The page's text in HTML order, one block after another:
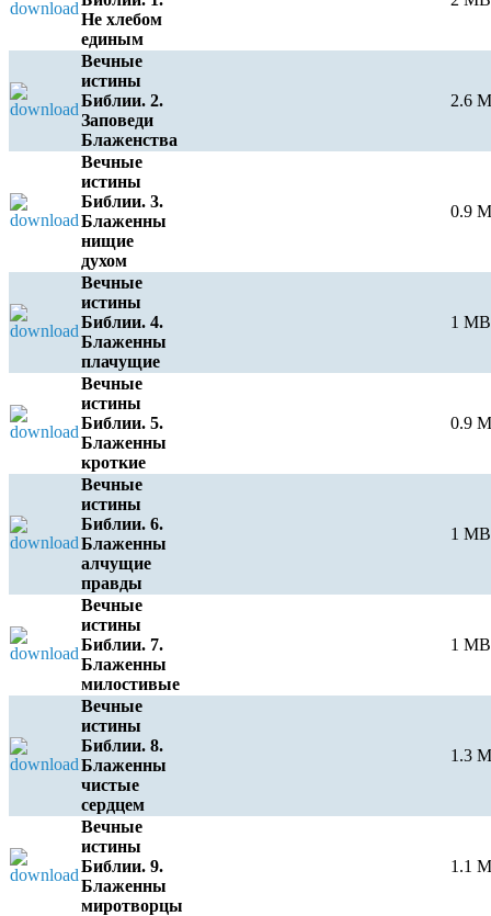
Не хлебом
единым
Вечные
истины
Библии. 2.
Заповеди
Блаженства
2.6
Вечные
истины
Библии. 3.
Блаженны
нищие
духом
0.9
Вечные
истины
Библии. 4.
Блаженны
плачущие
1 MB
Вечные
истины
Библии. 5.
Блаженны
кроткие
0.9
Вечные
истины
Библии. 6.
Блаженны
алчущие
правды
1 MB
Вечные
истины
Библии. 7.
Блаженны
милостивые
1 MB
Вечные
истины
Библии. 8.
Блаженны
чистые
сердцем
1.3
Вечные
истины
Библии. 9.
Блаженны
миротворцы
1.1